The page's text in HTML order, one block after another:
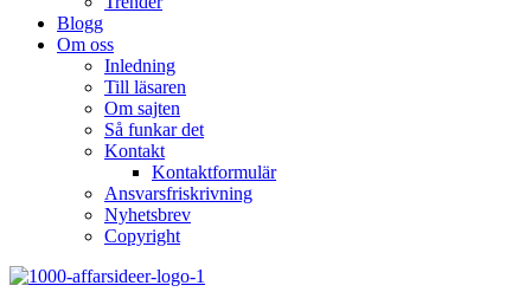
Blogg
Om oss
Inledning
Till läsaren
Om sajten
Så funkar det
Kontakt
Kontaktformulär
Ansvarsfriskrivning
Nyhetsbrev
Copyright